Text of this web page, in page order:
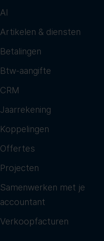
AI
Artikelen & diensten
Betalingen
Btw-aangifte
CRM
Jaarrekening
Koppelingen
Offertes
Projecten
Samenwerken met je
accountant
Verkoopfacturen